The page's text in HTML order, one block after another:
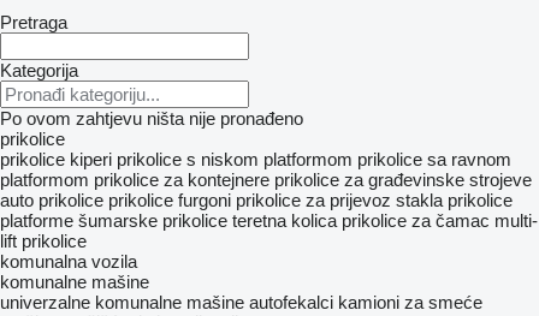
Pretraga
Kategorija
Po ovom zahtjevu ništa nije pronađeno
prikolice
prikolice kiperi prikolice s niskom platformom prikolice sa ravnom
platformom prikolice za kontejnere prikolice za građevinske strojeve
auto prikolice prikolice furgoni prikolice za prijevoz stakla prikolice
platforme šumarske prikolice teretna kolica prikolice za čamac multi-
lift prikolice
komunalna vozila
komunalne mašine
univerzalne komunalne mašine autofekalci kamioni za smeće